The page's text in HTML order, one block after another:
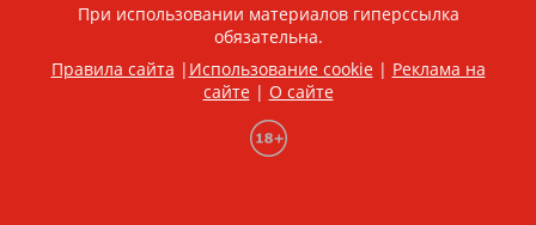
При использовании материалов гиперссылка
обязательна.
Правила сайта | Использование cookie| Реклама на
сайте| О сайте